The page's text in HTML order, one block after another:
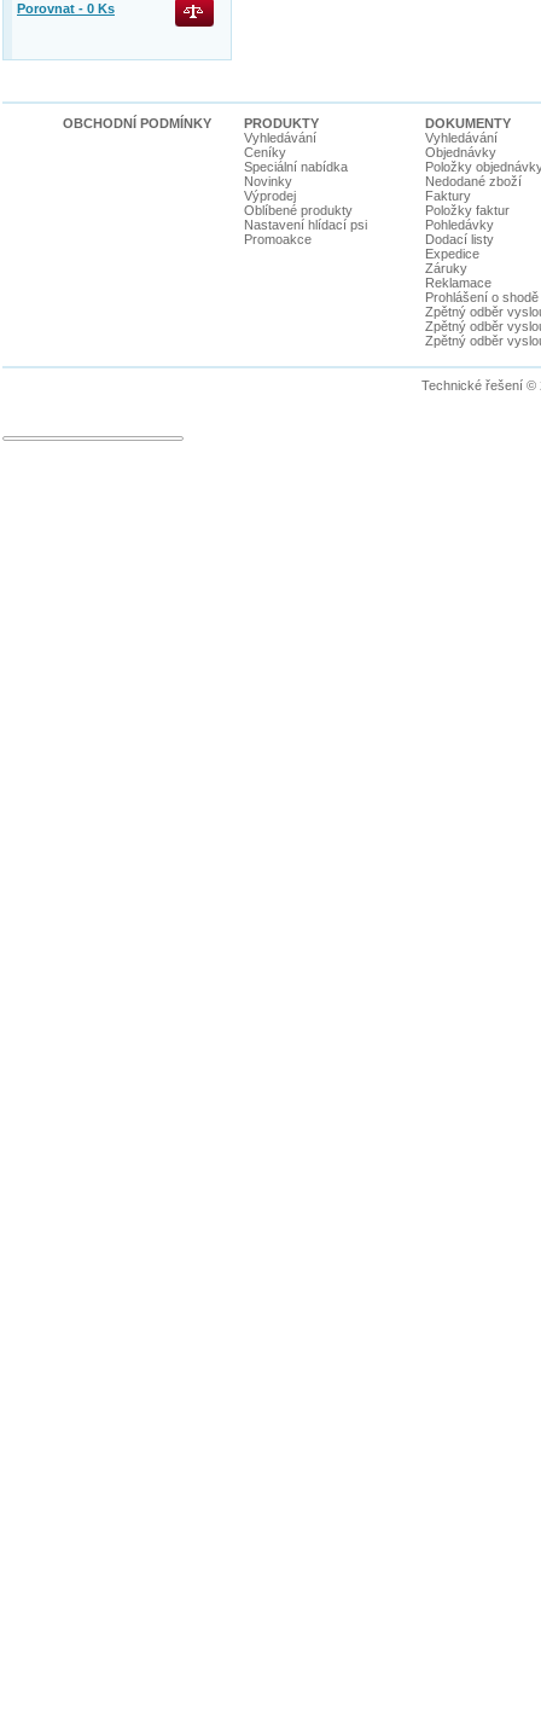
Porovnat - 0 Ks
OBCHODNÍ PODMÍNKY
PRODUKTY
Vyhledávání
Ceníky
Speciální nabídka
Novinky
Výprodej
Oblíbené produkty
Nastavení hlídací psi
Promoakce
DOKUMENTY
Vyhledávání
Objednávky
Položky
Nedodané zboží
Faktury
Položky faktur
Pohledávky
Dodací listy
Expedice
Záruky
Reklamace
Prohlášení o shodě
Zpětný odběr
Zpětný odběr
Zpětný odběr
Technické řešení ©